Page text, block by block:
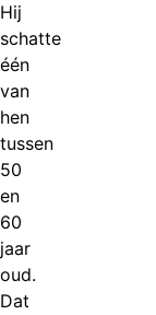
Hij
schatte
één
van
hen
tussen
50
en
60
jaar
oud.
Dat